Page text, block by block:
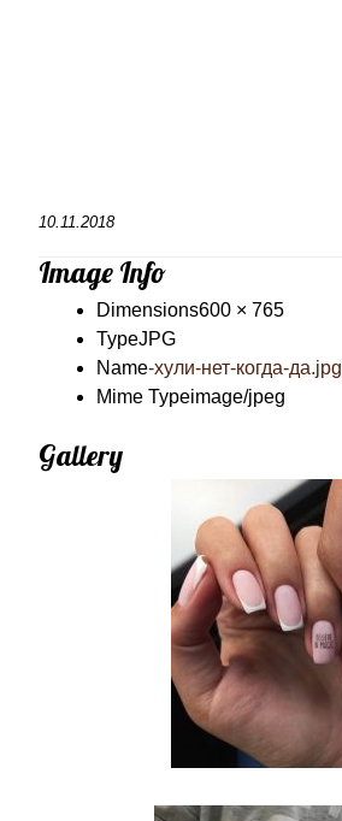
10.11.2018
Image Info
Dimensions600 × 765
TypeJPG
Name-хули-нет-когда-да.jpg
Mime Typeimage/jpeg
Gallery